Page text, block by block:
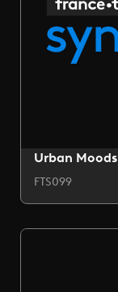
Urban Moods
FTS099